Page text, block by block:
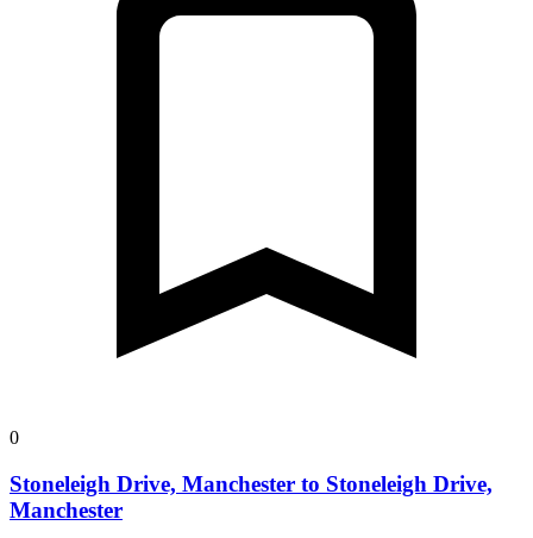
0
Stoneleigh Drive, Manchester to Stoneleigh Drive,
Manchester